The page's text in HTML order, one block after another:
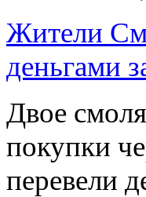
Жители
деньгами
Двое
покупки
перевели